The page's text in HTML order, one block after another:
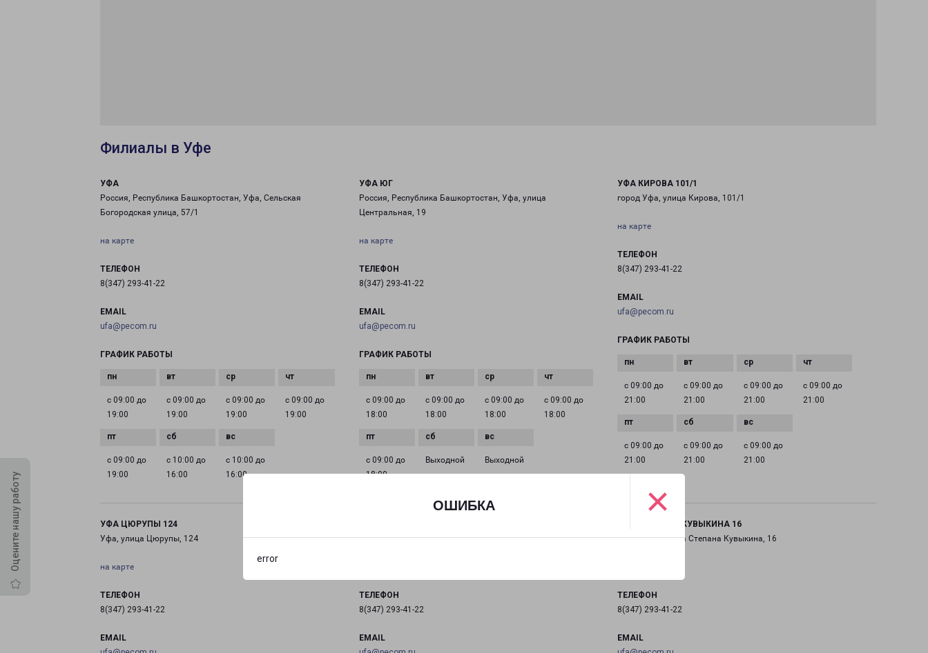
ОШИБКА
error
×
Оцените нашу работу
Филиалы в Уфе
УФА
Россия, Республика Башкортостан, Уфа, Сельская
Богородская улица, 57/1
на карте
ТЕЛЕФОН
8(347) 293-41-22
EMAIL
ufa@pecom.ru
ГРАФИК РАБОТЫ
с 09:00 до
19:00
с 09:00 до
19:00
с 09:00 до
19:00
с 09:00 до
19:00
с 09:00 до
19:00
с 10:00 до
16:00
с 10:00 до
16:00
УФА ЮГ
Россия, Республика Башкортостан, Уфа, улица
Центральная, 19
на карте
ТЕЛЕФОН
8(347) 293-41-22
EMAIL
ufa@pecom.ru
ГРАФИК РАБОТЫ
с 09:00 до
18:00
с 09:00 до
18:00
с 09:00 до
18:00
с 09:00 до
18:00
с 09:00 до
18:00
Выходной Выходной
УФА КИРОВА 101/1
город Уфа, улица Кирова, 101/1
на карте
ТЕЛЕФОН
8(347) 293-41-22
EMAIL
ufa@pecom.ru
ГРАФИК РАБОТЫ
с 09:00 до
21:00
с 09:00 до
21:00
с 09:00 до
21:00
с 09:00 до
21:00
с 09:00 до
21:00
с 09:00 до
21:00
с 09:00 до
21:00
УФА ЦЮРУПЫ 124
Уфа, улица Цюрупы, 124
на карте
ТЕЛЕФОН
8(347) 293-41-22
EMAIL
город Уфа, улица Бакалинская, 19
ТЕЛЕФОН
8(347) 293-41-22
EMAIL
УФА СТЕПАНА КУВЫКИНА 16
город Уфа, улица Степана Кувыкина, 16
ТЕЛЕФОН
8(347) 293-41-22
EMAIL